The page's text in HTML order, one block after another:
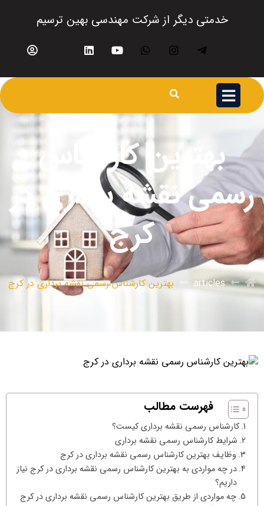
خدمتی دیگر از شرکت مهندسی بهین ترسیم
بهترین کارشناس
رسمی نقشه برداری در
کرج
articles بهترین کارشناس رسمی نقشه برداری در کرج
فهرست مطالب
کارشناس رسمی نقشه برداری کیست؟
شرایط کارشناس رسمی نقشه برداری
وظایف بهترین کارشناس رسمی نقشه برداری در کرج
در چه مواردی به بهترین کارشناس رسمی نقشه برداری در کرج نیاز
داریم؟
چه مواردی از طریق بهترین کارشناس رسمی نقشه برداری در کرج